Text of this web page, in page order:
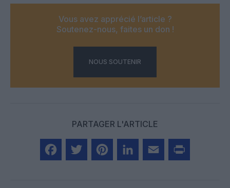
Vous avez apprécié l’article ?
Soutenez-nous, faites un don !
NOUS SOUTENIR
PARTAGER L'ARTICLE